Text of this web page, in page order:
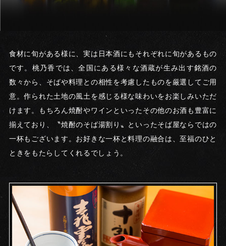
食材に旬がある様に、実は日本酒にもそれぞれに旬があるもの
です。桃乃香では、全国にある様々な酒蔵が生み出す銘酒の
数々から、そばや料理との相性を考慮したものを厳選してご用
意。作られた土地の風土を感じる様な味わいをお楽しみいただ
けます。もちろん焼酎やワインといったその他のお酒も豊富に
揃えており、〝焼酎のそば湯割り〟といったそば屋ならではの
一杯もございます。お好きな一杯と料理の融合は、至福のひと
ときをもたらしてくれるでしょう。